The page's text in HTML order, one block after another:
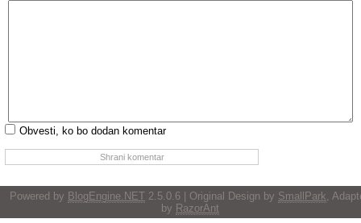
Obvesti, ko bo dodan komentar
Powered by BlogEngine.NET 2.5.0.6 | Original Design by SmallPark,
by RazorAnt